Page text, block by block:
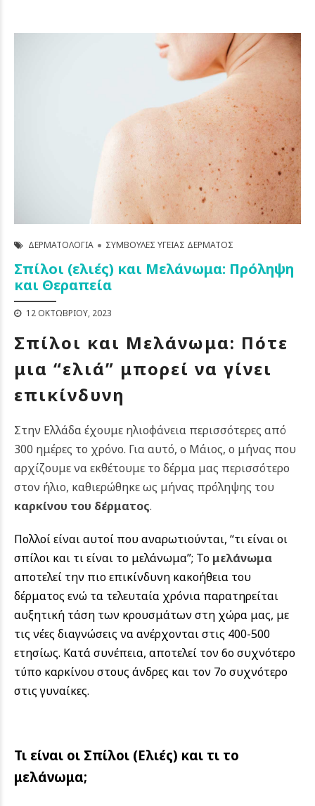
ΔΕΡΜΑΤΟΛΟΓΊΑ ΣΥΜΒΟΥΛΈΣ ΥΓΕΊΑΣ ΔΈΡΜΑΤΟΣ
Σπίλοι (ελιές) και Μελάνωμα: Πρόληψη
και Θεραπεία
12 ΟΚΤΩΒΡΊΟΥ, 2023
Σπίλοι και Μελάνωμα: Πότε
μια “ελιά” μπορεί να γίνει
επικίνδυνη
Στην Ελλάδα έχουμε ηλιοφάνεια περισσότερες από
300 ημέρες το χρόνο. Για αυτό, ο Μάιος, ο μήνας που
αρχίζουμε να εκθέτουμε το δέρμα μας περισσότερο
στον ήλιο, καθιερώθηκε ως μήνας πρόληψης του
καρκίνου του δέρματος.
Πολλοί είναι αυτοί που αναρωτιούνται, “τι είναι οι
σπίλοι και τι είναι το μελάνωμα”; Το μελάνωμα
αποτελεί την πιο επικίνδυνη κακοήθεια του
δέρματος ενώ τα τελευταία χρόνια παρατηρείται
αυξητική τάση των κρουσμάτων στη χώρα μας, με
τις νέες διαγνώσεις να ανέρχονται στις 400-500
ετησίως. Κατά συνέπεια, αποτελεί τον 6ο συχνότερο
τύπο καρκίνου στους άνδρες και τον 7ο συχνότερο
στις γυναίκες.
Τι είναι οι Σπίλοι (Ελιές) και τι το
μελάνωμα;